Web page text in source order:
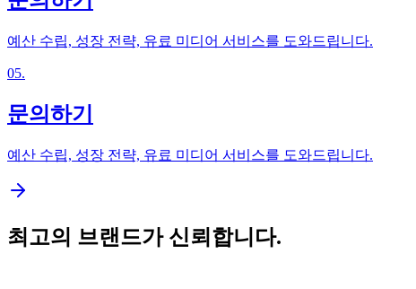
예산 수립, 성장 전략, 유료 미디어 서비스를 도와드립니다.
05.
문의하기
예산 수립, 성장 전략, 유료 미디어 서비스를 도와드립니다.
최고의 브랜드가 신뢰합니다.